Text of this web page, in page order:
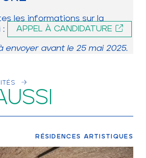
les informations sur la
:
APPEL À CANDIDATURE
envoyer avant le 25 mai 2025.
RÉSIDENCES ARTISTIQUES